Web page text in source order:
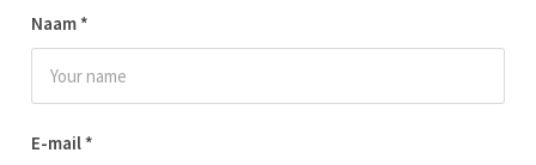
Naam *
E-mail *